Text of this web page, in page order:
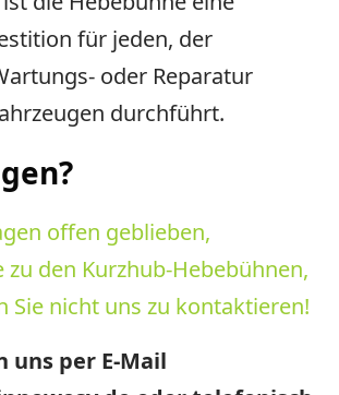
für jeden, der
oder Reparatur
durchführt.
offen geblieben,
zu den Kurzhub-Hebebühnen,
Sie nicht uns zu kontaktieren!
uns per E-Mail